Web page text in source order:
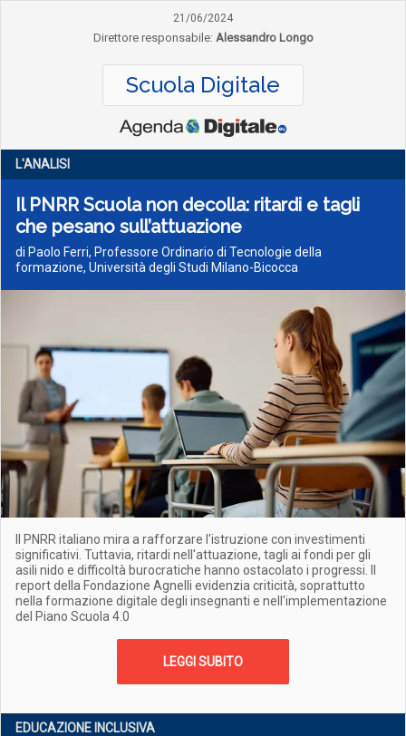
21/06/2024
Direttore responsabile: Alessandro Longo
Scuola Digitale
L'ANALISI
Il PNRR Scuola non decolla: ritardi e tagli
che pesano sull’attuazione
di Paolo Ferri, Professore Ordinario di Tecnologie della
formazione, Università degli Studi Milano-Bicocca
Il PNRR italiano mira a rafforzare l'istruzione con investimenti
significativi. Tuttavia, ritardi nell'attuazione, tagli ai fondi per gli
asili nido e difficoltà burocratiche hanno ostacolato i progressi. Il
report della Fondazione Agnelli evidenzia criticità, soprattutto
nella formazione digitale degli insegnanti e nell'implementazione
del Piano Scuola 4.0
LEGGI SUBITO
EDUCAZIONE INCLUSIVA